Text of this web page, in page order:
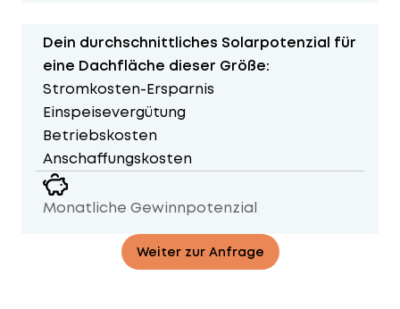
Dein durchschnittliches Solarpotenzial für
eine Dachfläche dieser Größe:
Stromkosten-Ersparnis
Einspeisevergütung
Betriebskosten
Anschaffungskosten
Monatliche Gewinnpotenzial
Weiter zur Anfrage